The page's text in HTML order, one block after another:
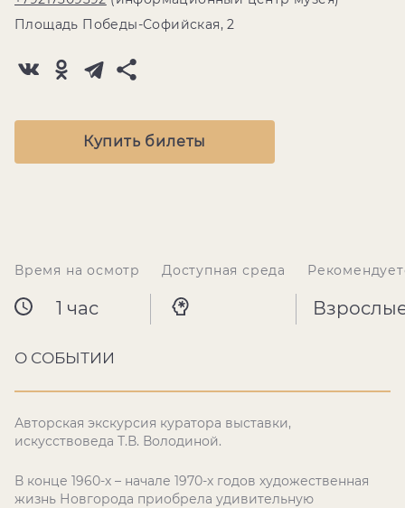
Площадь Победы-Софийская, 2
Купить билеты
Время на осмотр
1 час
Доступная среда
О СОБЫТИИ
Авторская экскурсия куратора выставки,
искусствоведа Т.В. Володиной.
В конце 1960-х – начале 1970-х годов художественная
жизнь Новгорода приобрела удивительную